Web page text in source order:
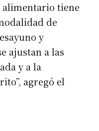
alimentario tiene
de
y
ajustan a las
y a la
agregó el